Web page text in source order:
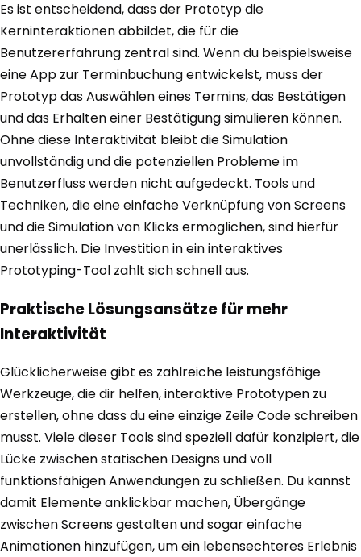
Es ist entscheidend, dass der Prototyp die
Kerninteraktionen abbildet, die für die
Benutzererfahrung zentral sind. Wenn du beispielsweise
eine App zur Terminbuchung entwickelst, muss der
Prototyp das Auswählen eines Termins, das Bestätigen
und das Erhalten einer Bestätigung simulieren können.
Ohne diese Interaktivität bleibt die Simulation
unvollständig und die potenziellen Probleme im
Benutzerfluss werden nicht aufgedeckt. Tools und
Techniken, die eine einfache Verknüpfung von Screens
und die Simulation von Klicks ermöglichen, sind hierfür
unerlässlich. Die Investition in ein interaktives
Prototyping-Tool zahlt sich schnell aus.
Praktische Lösungsansätze für mehr
Interaktivität
Glücklicherweise gibt es zahlreiche leistungsfähige
Werkzeuge, die dir helfen, interaktive Prototypen zu
erstellen, ohne dass du eine einzige Zeile Code schreiben
musst. Viele dieser Tools sind speziell dafür konzipiert, die
Lücke zwischen statischen Designs und voll
funktionsfähigen Anwendungen zu schließen. Du kannst
damit Elemente anklickbar machen, Übergänge
zwischen Screens gestalten und sogar einfache
Animationen hinzufügen, um ein lebensechteres Erlebnis